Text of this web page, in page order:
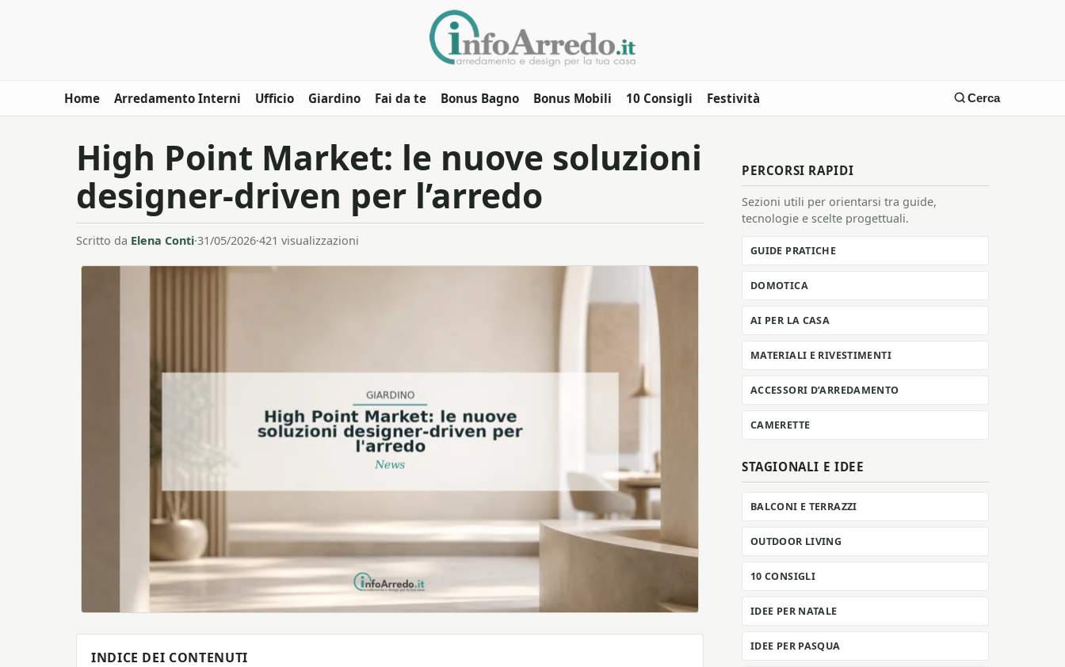
Home Arredamento Interni Ufficio Giardino Fai da te Bonus Bagno Bonus Mobili 10 Consigli Festività Cerca
High Point Market: le nuove soluzioni
designer-driven per l’arredo
Scritto da Elena Conti·31/05/2026·421 visualizzazioni
INDICE DEI CONTENUTI
PERCORSI RAPIDI
Sezioni utili per orientarsi tra guide,
tecnologie e scelte progettuali.
GUIDE PRATICHE
DOMOTICA
AI PER LA CASA
MATERIALI E RIVESTIMENTI
ACCESSORI D’ARREDAMENTO
CAMERETTE
STAGIONALI E IDEE
BALCONI E TERRAZZI
OUTDOOR LIVING
10 CONSIGLI
IDEE PER NATALE
IDEE PER PASQUA